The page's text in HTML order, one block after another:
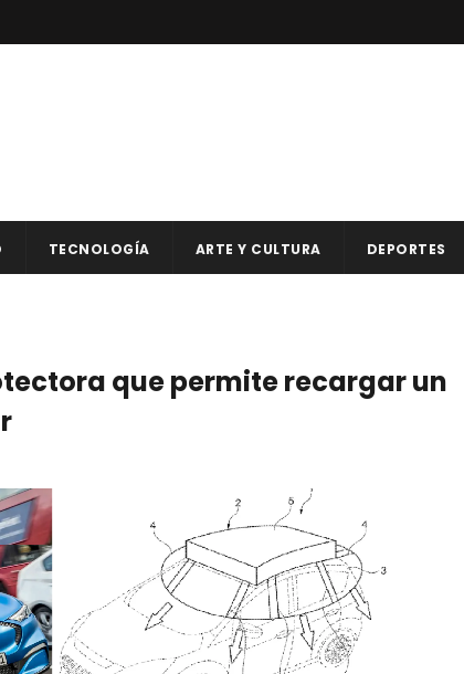
TECNOLOGÍA ARTE Y CULTURA DEPORTES
que permite recargar un